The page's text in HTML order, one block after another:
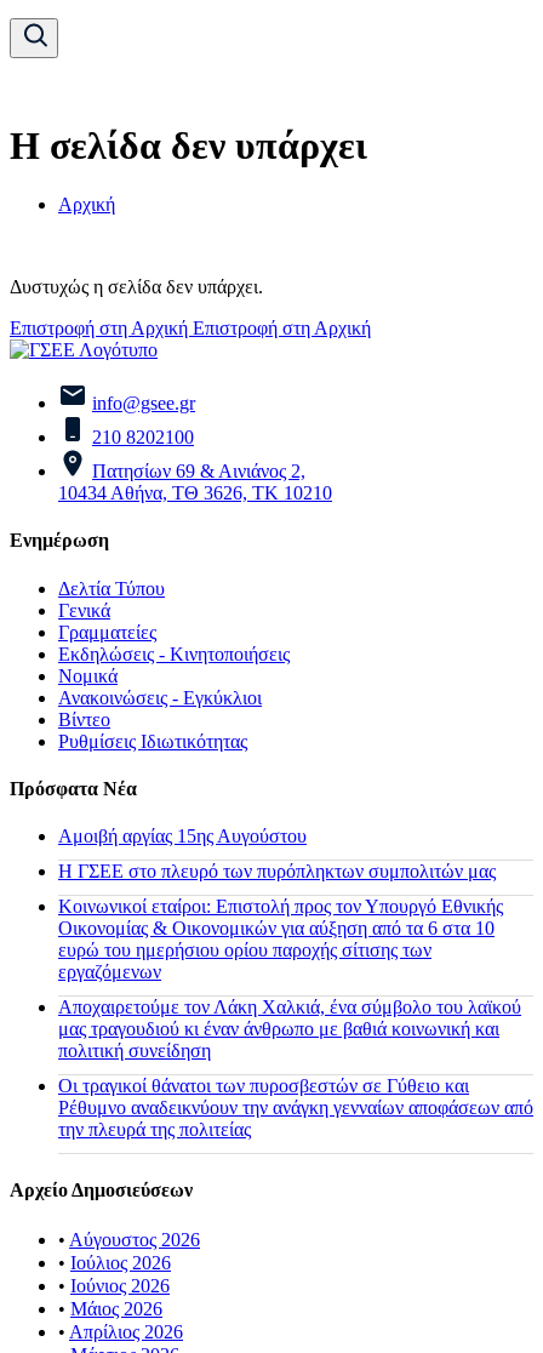
Η σελίδα δεν υπάρχει
Αρχική
Δυστυχώς η σελίδα δεν υπάρχει.
Επιστροφή στη Αρχική Επιστροφή στη Αρχική
info@gsee.gr
210 8202100
Πατησίων 69 & Αινιάνος 2,
10434 Αθήνα, ΤΘ 3626, ΤΚ 10210
Ενημέρωση
Δελτία Τύπου
Γενικά
Γραμματείες
Εκδηλώσεις - Κινητοποιήσεις
Νομικά
Ανακοινώσεις - Εγκύκλιοι
Βίντεο
Ρυθμίσεις Ιδιωτικότητας
Πρόσφατα Νέα
Αμοιβή αργίας 15ης Αυγούστου
H ΓΣΕΕ στο πλευρό των πυρόπληκτων συμπολιτών μας
Κοινωνικοί εταίροι: Επιστολή προς τον Υπουργό Εθνικής
Οικονομίας & Οικονομικών για αύξηση από τα 6 στα 10
ευρώ του ημερήσιου ορίου παροχής σίτισης των
εργαζόμενων
Αποχαιρετούμε τον Λάκη Χαλκιά, ένα σύμβολο του λαϊκού
μας τραγουδιού κι έναν άνθρωπο με βαθιά κοινωνική και
πολιτική συνείδηση
Οι τραγικοί θάνατοι των πυροσβεστών σε Γύθειο και
Ρέθυμνο αναδεικνύουν την ανάγκη γενναίων αποφάσεων από
την πλευρά της πολιτείας
Αρχείο Δημοσιεύσεων
• Αύγουστος 2026
• Ιούλιος 2026
• Ιούνιος 2026
• Μάιος 2026
• Απρίλιος 2026